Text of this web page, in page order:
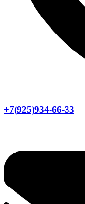
+7(925)934-66-33